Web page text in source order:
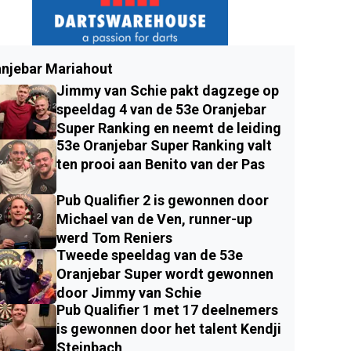
Mariahout
Jimmy van Schie pakt dagzege op
speeldag 4 van de 53e Oranjebar
Super Ranking en neemt de leiding
53e Oranjebar Super Ranking valt
ten prooi aan Benito van der Pas
Pub Qualifier 2 is gewonnen door
Michael van de Ven, runner-up
werd Tom Reniers
Tweede speeldag van de 53e
Oranjebar Super wordt gewonnen
door Jimmy van Schie
Pub Qualifier 1 met 17 deelnemers
is gewonnen door het talent Kendji